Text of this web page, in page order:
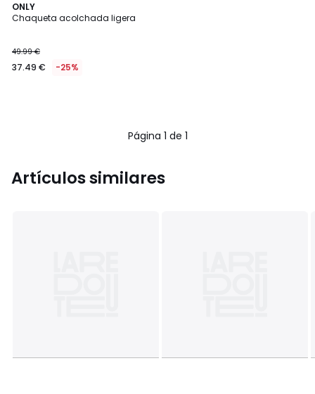
ONLY
Chaqueta acolchada ligera
49.99 €
37.49 € -25%
Página 1 de 1
Artículos similares